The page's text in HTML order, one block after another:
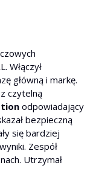
Włączył
główną i markę.
z czytelną
odpowiadający
bezpieczną
się bardziej
Zespół
Utrzymał